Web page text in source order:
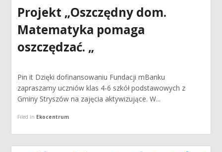
Projekt „Oszczędny dom.
Matematyka pomaga
oszczędzać. „
Pin it Dzięki dofinansowaniu Fundacji mBanku
zapraszamy uczniów klas 4-6 szkół podstawowych z
Gminy Stryszów na zajęcia aktywizujące. W...
Filed in Ekocentrum